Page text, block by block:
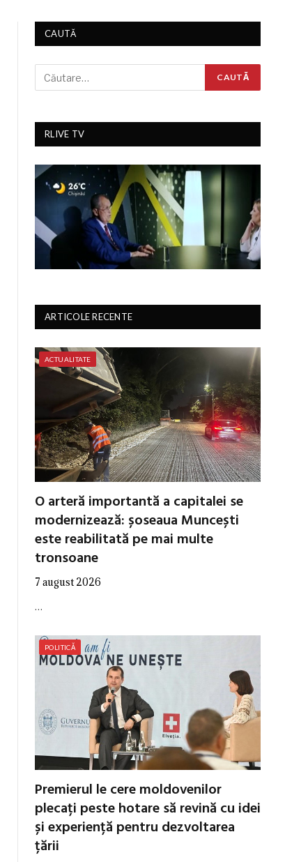
CAUTĂ
RLIVE TV
ARTICOLE RECENTE
ACTUALITATE
O arteră importantă a capitalei se
modernizează: șoseaua Muncești
este reabilitată pe mai multe
tronsoane
7 august 2026
…
POLITICĂ
Premierul le cere moldovenilor
plecați peste hotare să revină cu idei
și experiență pentru dezvoltarea
țării